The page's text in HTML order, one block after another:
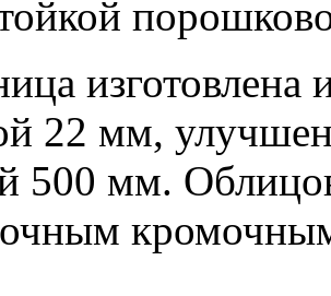
22 мм,
500 мм.